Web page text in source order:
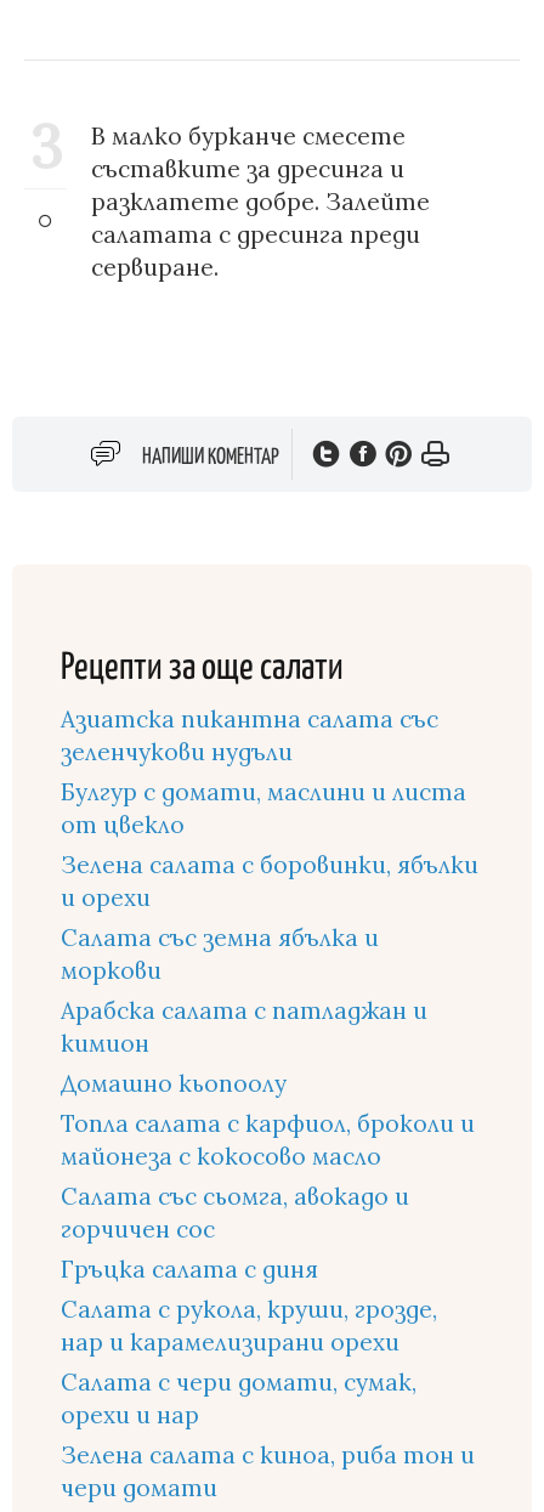
3
В малко бурканче смесете
съставките за дресинга и
разклатете добре. Залейте
салатата с дресинга преди
сервиране.
НАПИШИ КОМЕНТАР
Рецепти за още салати
Азиатска пикантна салата със
зеленчукови нудъли
Булгур с домати, маслини и листа
от цвекло
Зелена салата с боровинки, ябълки
и орехи
Салата със земна ябълка и
моркови
Арабска салата с патладжан и
кимион
Домашно кьопоолу
Топла салата с карфиол, броколи и
майонеза с кокосово масло
Салата със сьомга, авокадо и
горчичен сос
Гръцка салата с диня
Салата с рукола, круши, грозде,
нар и карамелизирани орехи
Салата с чери домати, сумак,
орехи и нар
Зелена салата с киноа, риба тон и
чери домати